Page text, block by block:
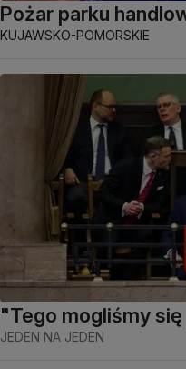
Pożar parku
KUJAWSKO-POMORSKIE
"Tego mogliśmy
JEDEN NA JEDEN